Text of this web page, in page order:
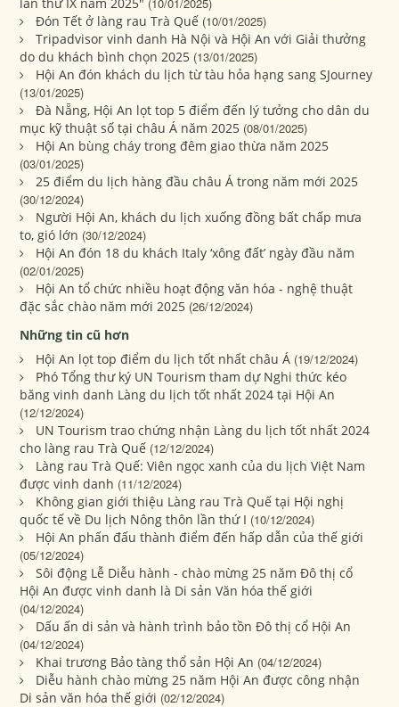
Đón Tết ở làng rau Trà Quế (10/01/2025)
Tripadvisor vinh danh Hà Nội và Hội An với Giải thưởng
do du khách bình chọn 2025 (13/01/2025)
Hội An đón khách du lịch từ tàu hỏa hạng sang SJourney
(13/01/2025)
Đà Nẵng, Hội An lọt top 5 điểm đến lý tưởng cho dân du
mục kỹ thuật số tại châu Á năm 2025 (08/01/2025)
Hội An bùng cháy trong đêm giao thừa năm 2025
(03/01/2025)
25 điểm du lịch hàng đầu châu Á trong năm mới 2025
(30/12/2024)
Người Hội An, khách du lịch xuống đồng bất chấp mưa
to, gió lớn (30/12/2024)
Hội An đón 18 du khách Italy ‘xông đất’ ngày đầu năm
(02/01/2025)
Hội An tổ chức nhiều hoạt động văn hóa - nghệ thuật
đặc sắc chào năm mới 2025 (26/12/2024)
Những tin cũ hơn
Hội An lọt top điểm du lịch tốt nhất châu Á (19/12/2024)
Phó Tổng thư ký UN Tourism tham dự Nghi thức kéo
băng vinh danh Làng du lịch tốt nhất 2024 tại Hội An
(12/12/2024)
UN Tourism trao chứng nhận Làng du lịch tốt nhất 2024
cho làng rau Trà Quế (12/12/2024)
Làng rau Trà Quế: Viên ngọc xanh của du lịch Việt Nam
được vinh danh (11/12/2024)
Không gian giới thiệu Làng rau Trà Quế tại Hội nghị
quốc tế về Du lịch Nông thôn lần thứ I (10/12/2024)
Hội An phấn đấu thành điểm đến hấp dẫn của thế giới
(05/12/2024)
Sôi động Lễ Diễu hành - chào mừng 25 năm Đô thị cổ
Hội An được vinh danh là Di sản Văn hóa thế giới
(04/12/2024)
Dấu ấn di sản và hành trình bảo tồn Đô thị cổ Hội An
(04/12/2024)
Khai trương Bảo tàng thổ sản Hội An (04/12/2024)
Diễu hành chào mừng 25 năm Hội An được công nhận
Di sản văn hóa thế giới (02/12/2024)